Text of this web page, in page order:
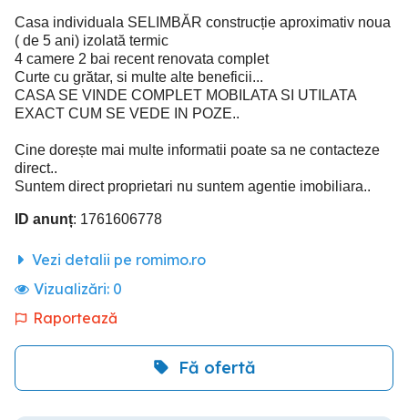
Casa individuala SELIMBĂR construcție aproximativ noua
( de 5 ani) izolată termic
4 camere 2 bai recent renovata complet
Curte cu grătar, si multe alte beneficii...
CASA SE VINDE COMPLET MOBILATA SI UTILATA
EXACT CUM SE VEDE IN POZE..
Cine dorește mai multe informatii poate sa ne contacteze
direct..
Suntem direct proprietari nu suntem agentie imobiliara..
ID anunț: 1761606778
Vezi detalii pe romimo.ro
Vizualizări: 0
Raportează
Fă ofertă